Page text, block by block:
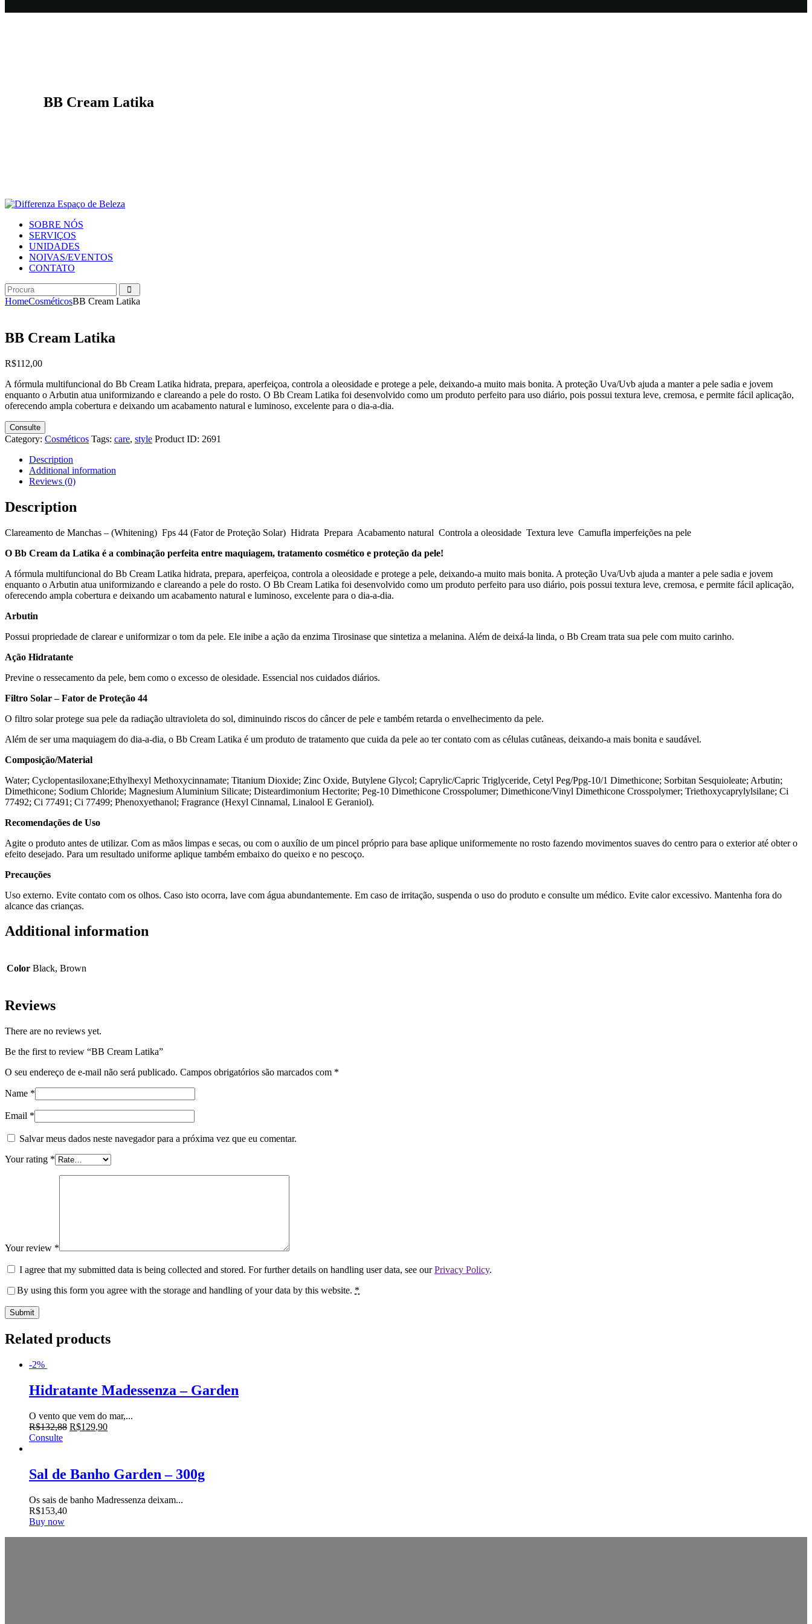
BB Cream Latika
SOBRE NÓS
SERVIÇOS
UNIDADES
NOIVAS/EVENTOS
CONTATO
HomeCosméticosBB Cream Latika
BB Cream Latika
R$112,00
A fórmula multifuncional do Bb Cream Latika hidrata, prepara, aperfeiçoa, controla a oleosidade e protege a pele, deixando-a muito mais bonita. A proteção Uva/Uvb ajuda a manter a pele sadia e jovem
enquanto o Arbutin atua uniformizando e clareando a pele do rosto. O Bb Cream Latika foi desenvolvido como um produto perfeito para uso diário, pois possui textura leve, cremosa, e permite fácil aplicação,
oferecendo ampla cobertura e deixando um acabamento natural e luminoso, excelente para o dia-a-dia.
Consulte
Category: Cosméticos Tags: care, style Product ID: 2691
Description
Additional information
Reviews (0)
Description
Clareamento de Manchas – (Whitening) Fps 44 (Fator de Proteção Solar) Hidrata Prepara Acabamento natural Controla a oleosidade Textura leve Camufla imperfeições na pele
O Bb Cream da Latika é a combinação perfeita entre maquiagem, tratamento cosmético e proteção da pele!
A fórmula multifuncional do Bb Cream Latika hidrata, prepara, aperfeiçoa, controla a oleosidade e protege a pele, deixando-a muito mais bonita. A proteção Uva/Uvb ajuda a manter a pele sadia e jovem
enquanto o Arbutin atua uniformizando e clareando a pele do rosto. O Bb Cream Latika foi desenvolvido como um produto perfeito para uso diário, pois possui textura leve, cremosa, e permite fácil aplicação,
oferecendo ampla cobertura e deixando um acabamento natural e luminoso, excelente para o dia-a-dia.
Arbutin
Possui propriedade de clarear e uniformizar o tom da pele. Ele inibe a ação da enzima Tirosinase que sintetiza a melanina. Além de deixá-la linda, o Bb Cream trata sua pele com muito carinho.
Ação Hidratante
Previne o ressecamento da pele, bem como o excesso de olesidade. Essencial nos cuidados diários.
Filtro Solar – Fator de Proteção 44
O filtro solar protege sua pele da radiação ultravioleta do sol, diminuindo riscos do câncer de pele e também retarda o envelhecimento da pele.
Além de ser uma maquiagem do dia-a-dia, o Bb Cream Latika é um produto de tratamento que cuida da pele ao ter contato com as células cutâneas, deixando-a mais bonita e saudável.
Composição/Material
Water; Cyclopentasiloxane;Ethylhexyl Methoxycinnamate; Titanium Dioxide; Zinc Oxide, Butylene Glycol; Caprylic/Capric Triglyceride, Cetyl Peg/Ppg-10/1 Dimethicone; Sorbitan Sesquioleate; Arbutin;
Dimethicone; Sodium Chloride; Magnesium Aluminium Silicate; Disteardimonium Hectorite; Peg-10 Dimethicone Crosspolumer; Dimethicone/Vinyl Dimethicone Crosspolymer; Triethoxycaprylylsilane; Ci
77492; Ci 77491; Ci 77499; Phenoxyethanol; Fragrance (Hexyl Cinnamal, Linalool E Geraniol).
Recomendações de Uso
Agite o produto antes de utilizar. Com as mãos limpas e secas, ou com o auxílio de um pincel próprio para base aplique uniformemente no rosto fazendo movimentos suaves do centro para o exterior até obter o
efeito desejado. Para um resultado uniforme aplique também embaixo do queixo e no pescoço.
Precauções
Uso externo. Evite contato com os olhos. Caso isto ocorra, lave com água abundantemente. Em caso de irritação, suspenda o uso do produto e consulte um médico. Evite calor excessivo. Mantenha fora do
alcance das crianças.
Additional information
Color Black, Brown
Reviews
There are no reviews yet.
Be the first to review “BB Cream Latika”
O seu endereço de e-mail não será publicado. Campos obrigatórios são marcados com *
Name *
Email *
Salvar meus dados neste navegador para a próxima vez que eu comentar.
Your rating *
Your review *
I agree that my submitted data is being collected and stored. For further details on handling user data, see ourPrivacy Policy.
By using this form you agree with the storage and handling of your data by this website. *
Related products
-2%
Hidratante Madessenza – Garden
O vento que vem do mar,...
R$132,88 R$129,90
Consulte
Sal de Banho Garden – 300g
Os sais de banho Madressenza deixam...
R$153,40
Buy now